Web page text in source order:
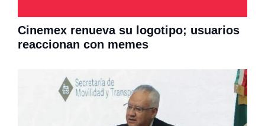
Cinemex renueva su logotipo; usuarios
reaccionan con memes